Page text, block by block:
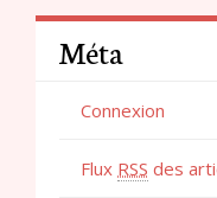
Méta
Connexion
Flux RSS des